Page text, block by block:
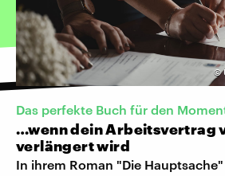
©
Das perfekte Buch für den
…wenn dein Arbeitsvertrag
verlängert wird
In ihrem Roman "Die